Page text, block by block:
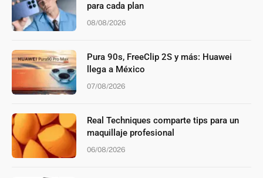
para cada plan
08/08/2026
Pura 90s, FreeClip 2S y más: Huawei
llega a México
07/08/2026
Real Techniques comparte tips para un
maquillaje profesional
06/08/2026